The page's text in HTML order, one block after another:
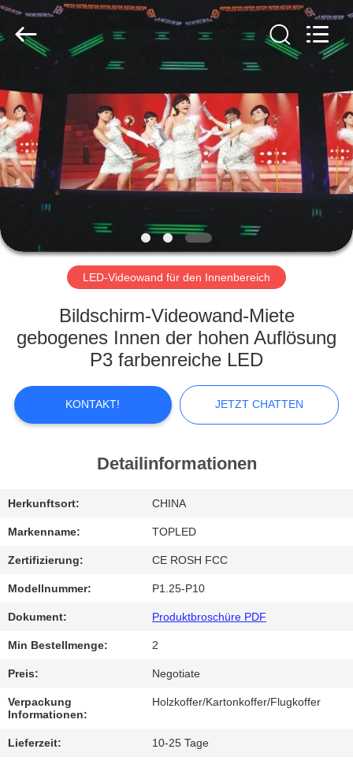
HAUS
PRODUKTE
VIDEOS
VR
SHOW
ÜBER
UNS
FABRIK-
AUSFLUG
QUALITÄTSKONTROLLE
TRETEN
SIE
MIT
UNS
IN
VERBINDUNG
FÄLLE
Road
Enterprise
Services
Co.,LTD.
Reserved.
by
ECER
LED-Videowand für den Innenbereich
Bildschirm-Videowand-Miete
gebogenes Innen der hohen Auflösung
P3 farbenreiche LED
KONTAKT! JETZT CHATTEN
Detailinformationen
Herkunftsort: CHINA
Markenname: TOPLED
Zertifizierung: CE ROSH FCC
Modellnummer: P1.25-P10
Dokument: Produktbroschüre PDF
Min Bestellmenge: 2
Preis: Negotiate
Verpackung
Informationen:
Holzkoffer/Kartonkoffer/Flugkoffer
Lieferzeit: 10-25 Tage